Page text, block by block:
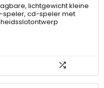
lichtgewicht kleine
cd-speler met